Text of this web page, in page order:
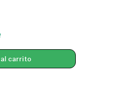
al carrito